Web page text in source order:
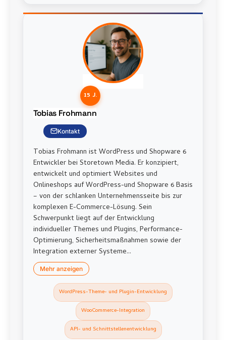
15 J.
Tobias Frohmann
Kontakt
Tobias Frohmann ist WordPress und Shopware 6
Entwickler bei Storetown Media. Er konzipiert,
entwickelt und optimiert Websites und
Onlineshops auf WordPress-und Shopware 6 Basis
– von der schlanken Unternehmensseite bis zur
komplexen E-Commerce-Lösung. Sein
Schwerpunkt liegt auf der Entwicklung
individueller Themes und Plugins, Performance-
Optimierung, Sicherheitsmaßnahmen sowie der
Integration externer Systeme...
Mehr anzeigen
WordPress-Theme- und Plugin-Entwicklung
WooCommerce-Integration
API- und Schnittstellenentwicklung